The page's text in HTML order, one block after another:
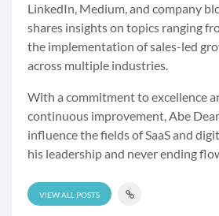
LinkedIn, Medium, and company
shares insights on topics ranging
the implementation of sales-led
across multiple industries.
With a commitment to excellence
continuous improvement, Abe
influence the fields of SaaS and
his leadership and never ending
VIEW ALL POSTS